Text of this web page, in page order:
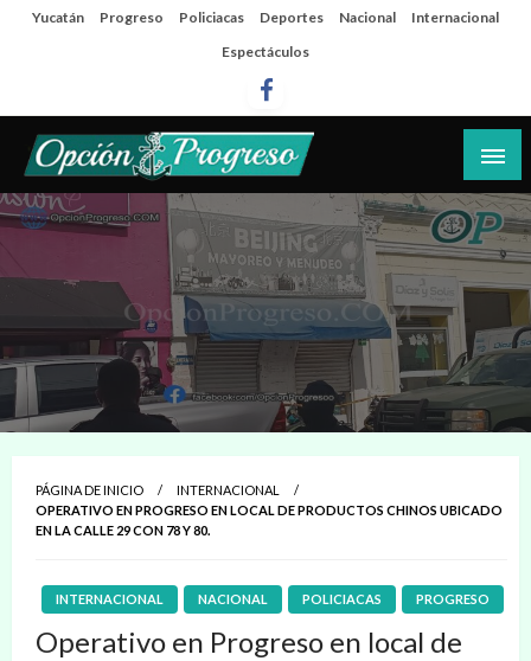
SaltaYucatán Progreso Policiacas Deportes Nacional
Internacional
Espectáculos
Opción Progreso
Las noticias del día a día del puerto
PÁGINA DE INICIO
INTERNACIONAL
OPERATIVO EN PROGRESO EN LOCAL DE PRODUCTOS CHINOS UBICADO
EN LA CALLE 29 CON 78 Y 80.
INTERNACIONAL NACIONAL POLICIACAS PROGRESO
Operativo en Progreso en local de